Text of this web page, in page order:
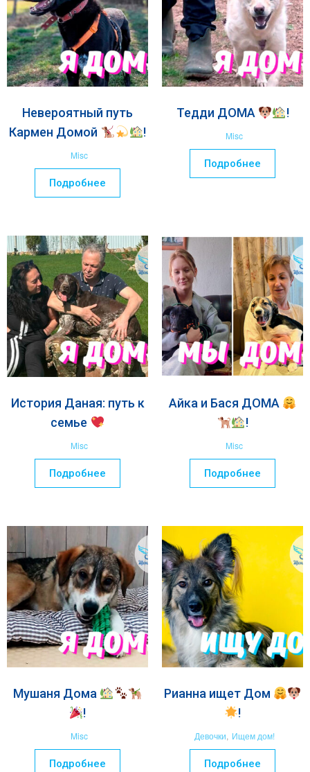
Невероятный путь
Кармен Домой
!
Misc
Подробнее
Тедди ДОМА !
Misc
Подробнее
История Даная: путь к
семье
Misc
Подробнее
Айка и Бася ДОМА
!
Misc
Подробнее
Мушаня Дома
!
Misc
Подробнее
Рианна ищет Дом
!
Девочки, Ищем дом!
Подробнее